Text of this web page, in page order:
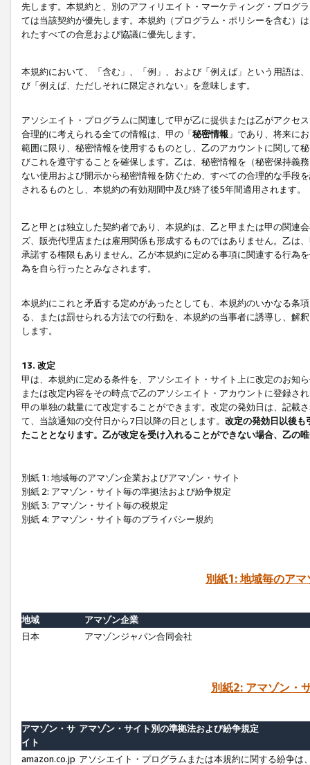
先します。本規約と、別のアフィリエイト・マーケティング・プログ
ては当該契約が優先します。本規約（プログラム・ポリシーを含む）
れたすべての合意および協議に優先します。
本規約において、「含む」、「例」、および「例えば」という用語は
び「例えば、ただしそれに限定されない」を意味します。
アソシエイト・プログラムに関連して甲が乙に提供または乙がアクセ
合理的に考えられる全ての情報は、甲の「秘密情報 」であり、将来に
範囲に限り、秘密情報を使用するものとし、乙のアカウントに関して
びこれを遵守することを確保します。乙は、秘密情報を（秘密保持義
ない使用および開示から秘密情報を防ぐため、すべての合理的な手段
されるものとし、本規約の有効期間中及び終了後5年間適用されます。
乙と甲とは独立した契約者であり、本規約は、乙と甲または甲の関連
ズ、販売代理店または雇用関係も形成するものではありません。乙は
承諾する権限もありません。乙が本規約に定める事項に関連する行為
為を自ら行ったとみなされます。
本規約にこれと矛盾する定めがあったとしても、本規約のいかなる条
る、または罰せられる方法での行動を、本規約の当事者に誘導し、解
します。
13. 改定
甲は、本規約に定める条件を、アソシエイト・サイト上に改定のお知
または改定内容をその時点で乙のアソシエイト・アカウントに登録さ
甲の単独の裁量にて改定することができます。改定の発効日は、記載
て、当該通知の交付日から7日以降の日とします。 改定の発効日以後も
たこととなります。乙が改定を受け入れることができない場合、乙の
別紙 1: 地域毎のアマゾン企業およびアマゾン・サイト
別紙 2: アマゾン・サイト毎の準拠法および紛争規定
別紙 3: アマゾン・サイト毎の税規定
別紙 4: アマゾン・サイト毎のプライバシー規約
別紙1: 地域毎のア
地域
アマゾン企業
日本
アマゾンジャパン合同会社
別紙2: アマゾン・
アマゾン・サ
イト
アマゾン・サイト別の準拠法および紛争規定
amazon.co.jp アソシエイト・プログラムまたは本規約に関する紛争